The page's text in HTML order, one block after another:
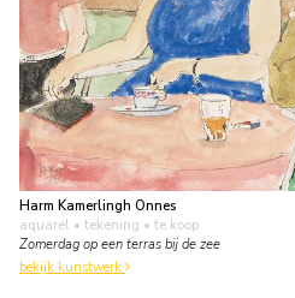
Harm Kamerlingh Onnes
aquarel • tekening • te koop
Zomerdag op een terras bij de zee
bekijk kunstwerk